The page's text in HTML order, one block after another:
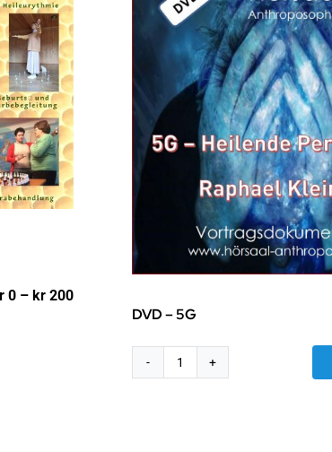
0 – kr 200Prisområde:
DVD – 5G
DVD